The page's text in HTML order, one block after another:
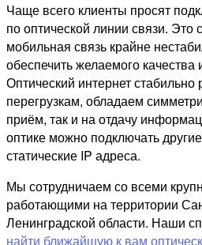
Чаще всего клиенты просят
по оптической линии связи. Это
мобильная связь крайне
обеспечить желаемого качества
Оптический интернет
перегрузкам, обладаем
приём, так и на отдачу
оптике можно подключать
статические IP адреса.
Мы сотрудничаем со всеми
работающими на территории
Ленинградской области. Наши
найти ближайшую к вам